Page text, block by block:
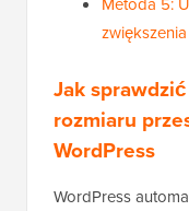
Jak
rozmiaru
WordPress
WordPress